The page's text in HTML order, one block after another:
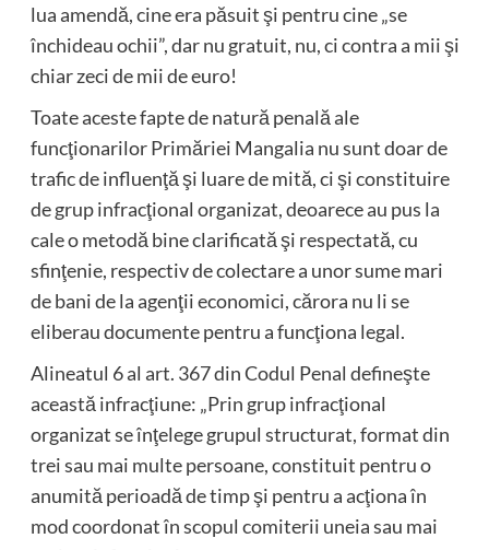
lua amendă, cine era păsuit şi pentru cine „se
închideau ochii”, dar nu gratuit, nu, ci contra a mii şi
chiar zeci de mii de euro!
Toate aceste fapte de natură penală ale
funcţionarilor Primăriei Mangalia nu sunt doar de
trafic de influenţă şi luare de mită, ci şi constituire
de grup infracţional organizat, deoarece au pus la
cale o metodă bine clarificată şi respectată, cu
sfinţenie, respectiv de colectare a unor sume mari
de bani de la agenţii economici, cărora nu li se
eliberau documente pentru a funcţiona legal.
Alineatul 6 al art. 367 din Codul Penal defineşte
această infracţiune: „Prin grup infracţional
organizat se înţelege grupul structurat, format din
trei sau mai multe persoane, constituit pentru o
anumită perioadă de timp şi pentru a acţiona în
mod coordonat în scopul comiterii uneia sau mai